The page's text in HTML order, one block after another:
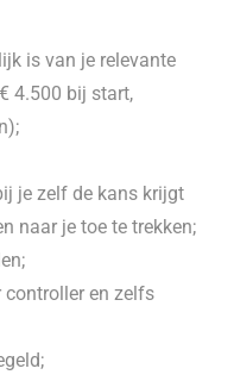
is van je relevante
4.500 bij start,
je zelf de kans krijgt
naar je toe te trekken;
controller en zelfs